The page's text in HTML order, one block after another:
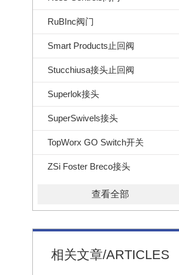
RuBInc阀门
Smart Products止回阀
Stucchiusa接头止回阀
Superlok接头
SuperSwivels接头
TopWorx GO Switch开关
ZSi Foster Breco接头
查看全部
相关文章/ARTICLES